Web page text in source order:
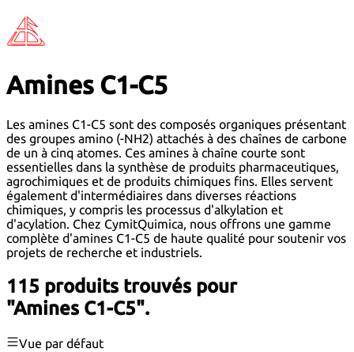
Amines C1-C5
Les amines C1-C5 sont des composés organiques présentant
des groupes amino (-NH2) attachés à des chaînes de carbone
de un à cinq atomes. Ces amines à chaîne courte sont
essentielles dans la synthèse de produits pharmaceutiques,
agrochimiques et de produits chimiques fins. Elles servent
également d'intermédiaires dans diverses réactions
chimiques, y compris les processus d'alkylation et
d'acylation. Chez CymitQuimica, nous offrons une gamme
complète d'amines C1-C5 de haute qualité pour soutenir vos
projets de recherche et industriels.
115 produits trouvés pour
"Amines C1-C5".
Vue par défaut